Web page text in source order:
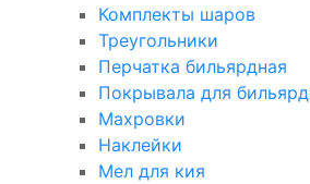
Комплекты шаров
Треугольники
Перчатка бильярдная
Покрывала для
Махровки
Наклейки
Мел для кия